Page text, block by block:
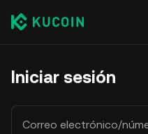
Iniciar sesión
Correo electrónico/